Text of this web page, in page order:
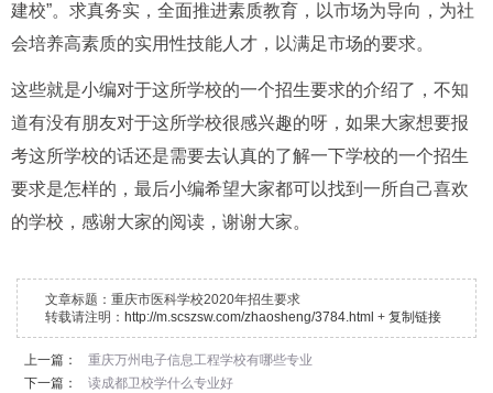
建校”。求真务实，全面推进素质教育，以市场为导向，为社
会培养高素质的实用性技能人才，以满足市场的要求。
这些就是小编对于这所学校的一个招生要求的介绍了，不知
道有没有朋友对于这所学校很感兴趣的呀，如果大家想要报
考这所学校的话还是需要去认真的了解一下学校的一个招生
要求是怎样的，最后小编希望大家都可以找到一所自己喜欢
的学校，感谢大家的阅读，谢谢大家。
文章标题： 重庆市医科学校2020年招生要求
转载请注明： http://m.scszsw.com/zhaosheng/3784.html + 复制链接
上一篇：
重庆万州电子信息工程学校有哪些专业
下一篇：
读成都卫校学什么专业好